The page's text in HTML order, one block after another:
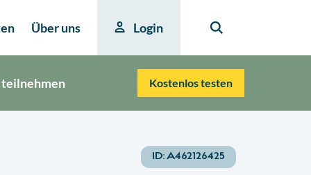
Über uns Login
teilnehmen Kostenlos testen
ID:A462126425